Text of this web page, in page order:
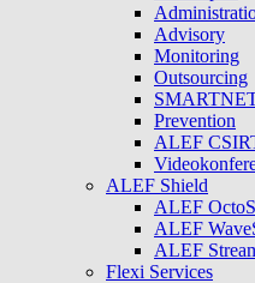
Advisory
Monitoring
Outsourcing
Prevention
ALEF
ALEF Shield
ALEF
ALEF
ALEF
Flexi Services